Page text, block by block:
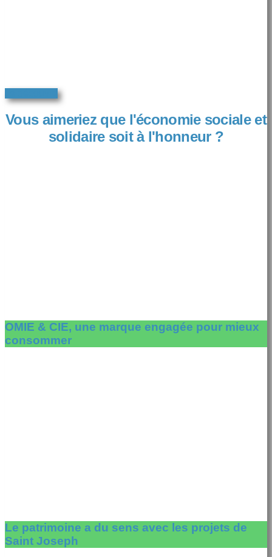
Vous aimeriez que l'économie sociale et
solidaire soit à l'honneur ?
OMIE & CIE, une marque engagée pour mieux
consommer
Le patrimoine a du sens avec les projets de
Saint Joseph